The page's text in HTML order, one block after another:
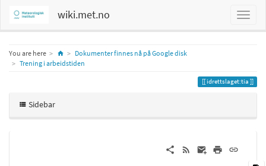
wiki.met.no
You are here HomeDokumenter finnes nå på Google disk
Trening i arbeidstiden
idrettslaget:tia
Sidebar